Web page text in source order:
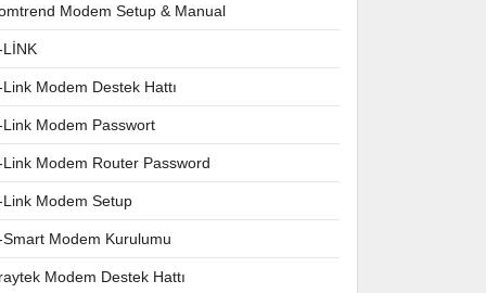
Modem Setup & Manual
LİNK
Link Modem Destek Hattı
Link Modem Passwort
Link Modem Router Password
Link Modem Setup
Smart Modem Kurulumu
Modem Destek Hattı